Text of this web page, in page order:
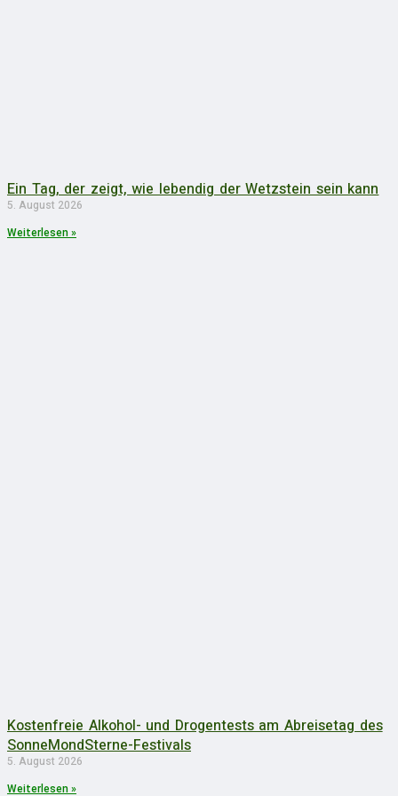
Ein Tag, der zeigt, wie lebendig der Wetzstein sein kann
5. August 2026
Weiterlesen »
Kostenfreie Alkohol- und Drogentests am Abreisetag des
SonneMondSterne-Festivals
5. August 2026
Weiterlesen »